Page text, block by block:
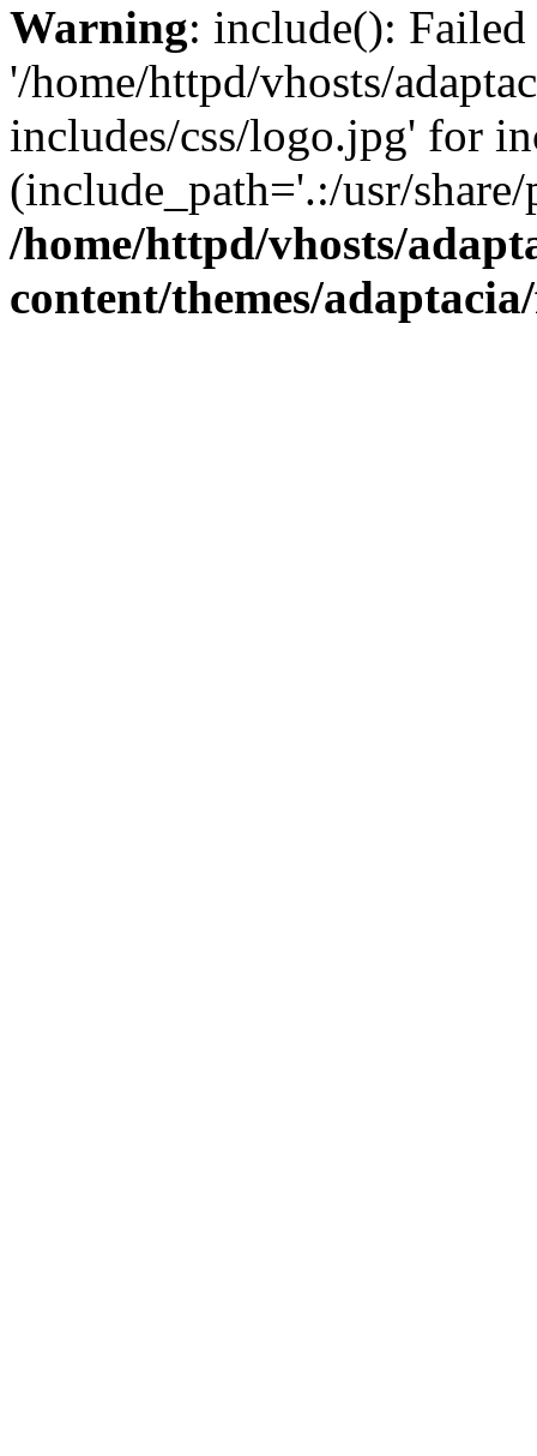
Warning: include():
'/home/httpd/vhosts/
includes/css/logo.jpg' for
(include_path='.:/usr/
/home/httpd/vhosts/
content/themes/